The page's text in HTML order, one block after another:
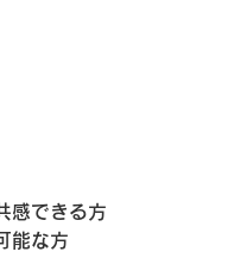
感できる方
能な方